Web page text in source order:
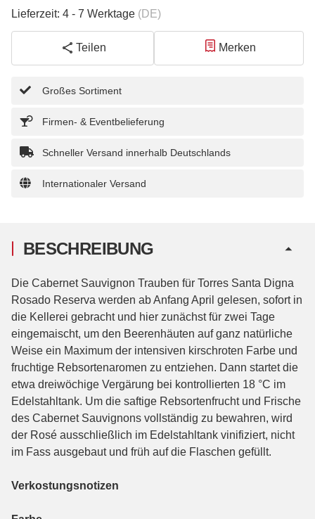
Lieferzeit: 4 - 7 Werktage (DE)
Teilen Merken
Großes Sortiment
Firmen- & Eventbelieferung
Schneller Versand innerhalb Deutschlands
Internationaler Versand
BESCHREIBUNG
Die Cabernet Sauvignon Trauben für Torres Santa Digna
Rosado Reserva werden ab Anfang April gelesen, sofort in
die Kellerei gebracht und hier zunächst für zwei Tage
eingemaischt, um den Beerenhäuten auf ganz natürliche
Weise ein Maximum der intensiven kirschroten Farbe und
fruchtige Rebsortenaromen zu entziehen. Dann startet die
etwa dreiwöchige Vergärung bei kontrollierten 18 °C im
Edelstahltank. Um die saftige Rebsortenfrucht und Frische
des Cabernet Sauvignons vollständig zu bewahren, wird
der Rosé ausschließlich im Edelstahltank vinifiziert, nicht
im Fass ausgebaut und früh auf die Flaschen gefüllt.
Verkostungsnotizen